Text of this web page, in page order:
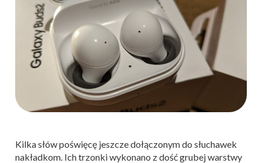
Kilka słów poświęcę jeszcze dołączonym do słuchawek
nakładkom. Ich trzonki wykonano z dość grubej warstwy